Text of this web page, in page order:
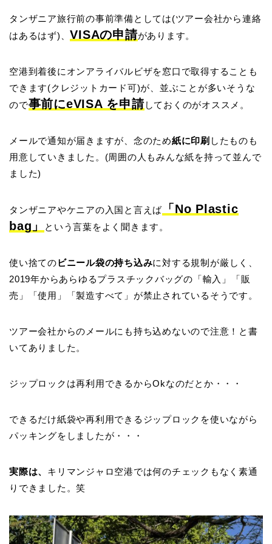
タンザニア旅行前の事前準備としては(ツアー会社から連絡
はあるはず)、 VISAの申請があります。
空港到着後にオンアライバルビザを窓口で取得することも
できます(クレジットカード可)が、並ぶことが多いそうな
ので事前にeVISA を申請しておくのがオススメ。
メールで通知が届きますが、念のため紙に印刷 したものも
用意していきました。(周囲の人もみんな紙を持って並んで
ました)
タンザニアやケニアの入国と言えば
「No Plastic
bag」
という言葉をよく聞きます。
使い捨てのビニール袋の持ち込みに対する規制が厳しく、
2019年からあらゆるプラスチックバッグの「輸入」「販
売」「使用」「製造すべて」が禁止されているそうです。
ツアー会社からのメールにも持ち込めないので注意！と書
いてありました。
ジップロックは再利用できるからOkなのだとか・・・
できるだけ紙袋や再利用できるジップロックを使いながら
パッキングをしましたが・・・
実際は、 キリマンジャロ空港では何のチェックもなく素通
りできました。笑